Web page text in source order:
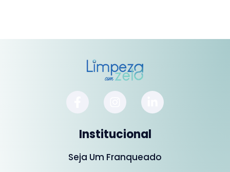
Institucional
Seja Um Franqueado